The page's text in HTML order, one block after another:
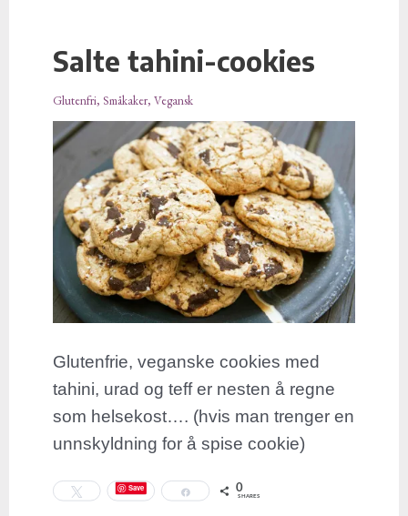
Salte tahini-cookies
Glutenfri, Småkaker, Vegansk
Glutenfrie, veganske cookies med
tahini, urad og teff er nesten å regne
som helsekost…. (hvis man trenger en
unnskyldning for å spise cookie)
Save Share 0
SHARES
Salte
cookies